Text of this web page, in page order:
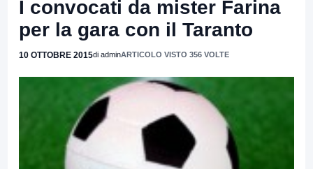
I convocati da mister Farina
per la gara con il Taranto
10 OTTOBRE 2015di adminARTICOLO VISTO 356 VOLTE